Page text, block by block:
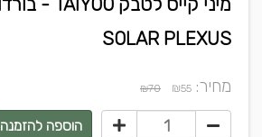
SOLAR PLEXUS
מחיר: ₪55
₪70
הוספה להזמנה